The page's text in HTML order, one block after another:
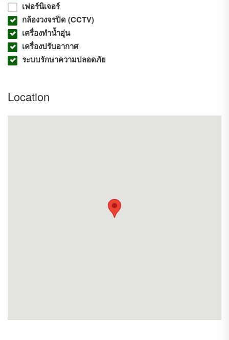
เฟอร์นิเจอร์
กล้องวงจรปิด (CCTV)
เครื่องทำน้ำอุ่น
เครื่องปรับอากาศ
ระบบรักษาความปลอดภัย
Location